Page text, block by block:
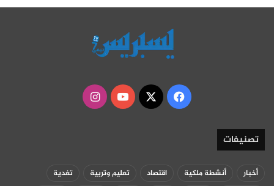
فيسبوك
‫X
‫YouTubeانستقرام
تصنيفات
أخبار أنشطة ملكية اقتصاد تعليم وتربية
تغدية